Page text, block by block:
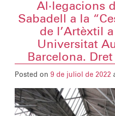
Al·legacions
Sabadell a la
de l’Artèxtil
Universitat
Barcelona.
Posted on 9 de juliol de 2022